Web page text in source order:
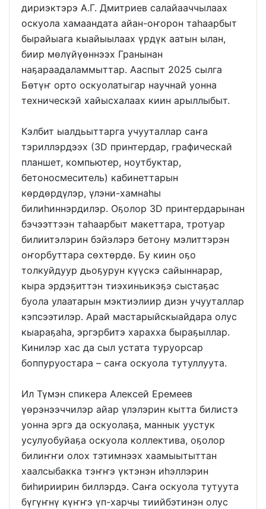
дириэктэрэ А.Г. Дмитриев салайааччылаах
оскуола хамаандата айан-оҥорон таһаарбыт
бырайыага кыайыылаах үрдүк аатын ылан,
биир мөлүйүөннээх Гранынан
наҕараадаламмыттар. Ааспыт 2025 сылга
Бөтүҥ орто оскуолатыгар научнай уонна
техническэй хайысхалаах киин арыллыбыт.
Кэлбит ыалдьыттарга учууталлар саҥа
тэриллэрдээх (3D принтердар, графическай
планшет, компьютер, ноутбуктар,
бетоносмеситель) кабинеттарын
көрдөрдүлэр, үлэни-хамнаһы
билиһиннэрдилэр. Оҕолор 3D принтердарынан
бэчээттээн таһаарбыт макеттара, тротуар
билиитэлэрин бэйэлэрэ бетону мэлиттэрэн
оҥорбуттара сөхтөрдө. Бу киин оҕо
толкуйдуур дьоҕурун күүскэ сайыннарар,
кыра эрдэҕиттэн тиэхиньикэҕэ сыстаҕас
буола улаатарын мэктиэлиир диэн учууталлар
кэпсээтилэр. Арай мастарыйскыайдара олус
кыараҕаһа, эргэрбитэ харахха быраҕыллар.
Кинилэр хас да сыл устата туруорсар
боппуруостара – саҥа оскуола тутуллуута.
Ил Түмэн спикера Алексей Еремеев
үөрэнээччилэр айар үлэлэрин кытта билистэ
уонна эргэ да оскуолаҕа, маннык уустук
усулуобуйаҕа оскуола коллектива, оҕолор
билиҥҥи олох тэтимнээх хаамыытыттан
хаалсыбакка тэҥҥэ үктэнэн иһэллэрин
биһириирин биллэрдэ. Саҥа оскуола тутуута
бүгүҥнү күҥҥэ үп-харчы тиийбэтинэн олус